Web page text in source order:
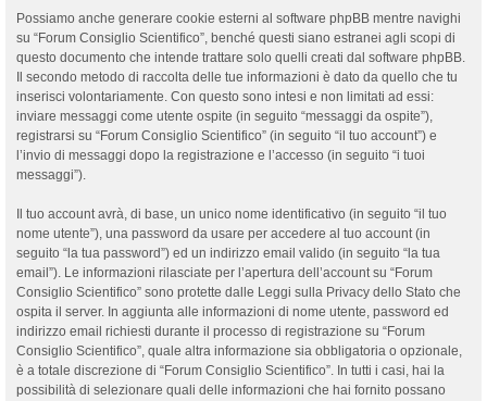
Possiamo anche generare cookie esterni al software phpBB mentre navighi
su “Forum Consiglio Scientifico”, benché questi siano estranei agli scopi di
questo documento che intende trattare solo quelli creati dal software phpBB.
Il secondo metodo di raccolta delle tue informazioni è dato da quello che tu
inserisci volontariamente. Con questo sono intesi e non limitati ad essi:
inviare messaggi come utente ospite (in seguito “messaggi da ospite”),
registrarsi su “Forum Consiglio Scientifico” (in seguito “il tuo account”) e
l’invio di messaggi dopo la registrazione e l’accesso (in seguito “i tuoi
messaggi”).
Il tuo account avrà, di base, un unico nome identificativo (in seguito “il tuo
nome utente”), una password da usare per accedere al tuo account (in
seguito “la tua password”) ed un indirizzo email valido (in seguito “la tua
email”). Le informazioni rilasciate per l’apertura dell’account su “Forum
Consiglio Scientifico” sono protette dalle Leggi sulla Privacy dello Stato che
ospita il server. In aggiunta alle informazioni di nome utente, password ed
indirizzo email richiesti durante il processo di registrazione su “Forum
Consiglio Scientifico”, quale altra informazione sia obbligatoria o opzionale,
è a totale discrezione di “Forum Consiglio Scientifico”. In tutti i casi, hai la
possibilità di selezionare quali delle informazioni che hai fornito possano